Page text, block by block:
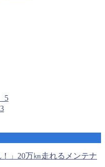
5
」20万㎞走れるメンテナ